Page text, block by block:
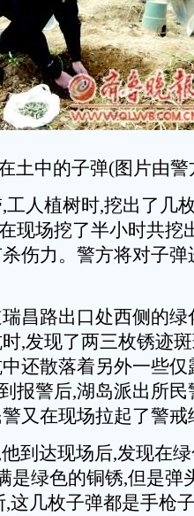
土中的子弹(图片由警
人植树时,挖出了几
现场挖了半小时共挖
伤力。警方将对子
昌路出口处西侧的绿
,发现了两三枚锈迹
还散落着另外一些
报警后,湖岛派出所
又在现场拉起了警戒
到达现场后,发现在
是绿色的铜锈,但是弹
这几枚子弹都是手枪